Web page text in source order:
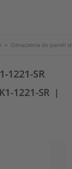
> Oznaczenia do paneli
1221-SR
1221-SR |